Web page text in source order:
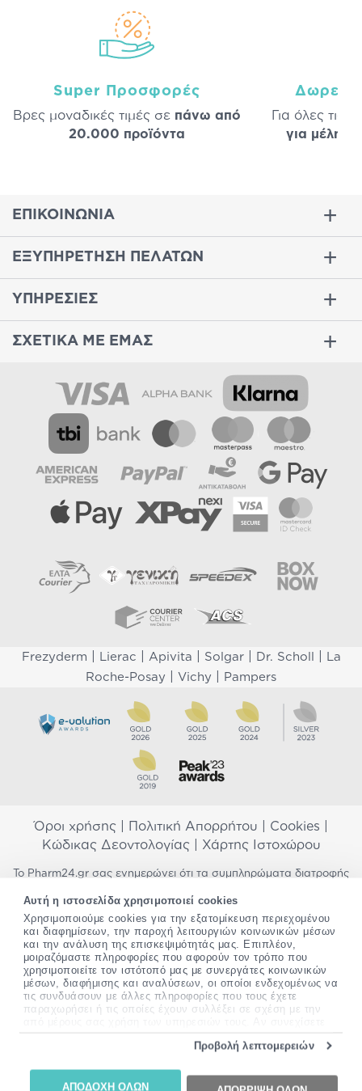
Αυτή η ιστοσελίδα χρησιμοποιεί cookies
Χρησιμοποιούμε cookies για την εξατομίκευση περιεχομένου
και διαφημίσεων, την παροχή λειτουργιών κοινωνικών μέσων
και την ανάλυση της επισκεψιμότητάς μας. Επιπλέον,
μοιραζόμαστε πληροφορίες που αφορούν τον τρόπο που
χρησιμοποιείτε τον ιστότοπό μας με συνεργάτες κοινωνικών
μέσων, διαφήμισης και αναλύσεων, οι οποίοι ενδεχομένως να
τις συνδυάσουν με άλλες πληροφορίες που τους έχετε
παραχωρήσει ή τις οποίες έχουν συλλέξει σε σχέση με την
να δείτεεδώ.
Προβολή λεπτομερειών
ΑΠΟΔΟΧΗ ΟΛΩΝ
Super Προσφορές
Βρες μοναδικές τιμές σε πάνω από
20.000 προϊόντα
Δωρεάν
Για όλες τις
για μέλη
ΕΠΙΚΟΙΝΩΝΙΑ
ΕΞΥΠΗΡΕΤΗΣΗ ΠΕΛΑΤΩΝ
ΥΠΗΡΕΣΙΕΣ
ΣΧΕΤΙΚΑ ΜΕ ΕΜΑΣ
Frezyderm Lierac Apivita Solgar| Dr. Scholl
La
Roche-Posay
Vichy Pampers
Όροι χρήσης Πολιτική Απορρήτου Cookies
Κώδικας Δεοντολογίας| Χάρτης Ιστοχώρου
Το Pharm24.gr σας ενημερώνει ότι τα συμπληρώματα διατροφής
προορίζονται για την πρόληψη, αγωγή ή θεραπεία ανθρώπινης
νόσου. Συμβουλευτείτε τον γιατρό σας εάν είστε έγκυος,
θηλάζετε, ακολουθείτε παράλληλα φαρμακευτική αγωγή ή
αντιμετωπίζετε προβλήματα υγείας πριν χρησιμοποιήσετε
οποιοδήποτε συμπλήρωμα διατροφής. Προσπαθούμε διαρκώς να
σας παρέχουμε ακριβείς και έγκυρες πληροφορίες. Σε περίπτωση
που έχετε κάποια ερώτηση ή παρατήρηση σχετικά με αυτές,
παρακαλώεπικοινωνήστε μαζί μας.
2012-2026 - All rights Reserved •
Website by